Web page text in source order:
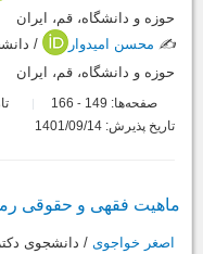
حوزه و دانشگاه، قم، ایران
✍️ محسن امیدوار
/
حوزه و دانشگاه، قم، ایران
صفحه‌ها: 149
-
تاریخ پذیرش: 1401/09/14
ماهیت فقهی و حقوقی
اصغر خواجوی / دانشجوی